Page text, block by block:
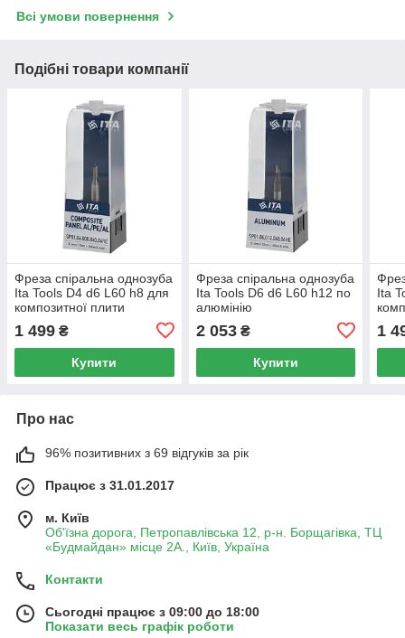
Всі умови повернення
Подібні товари компанії
Фреза спіральна однозуба
Ita Tools D4 d6 L60 h8 для
композитної плити
(SP01.04.008.060.06RE)
1 499 ₴
Купити
Фреза спіральна однозуба
Ita Tools D6 d6 L60 h12 по
алюмінію
(SP01.06.012.060.06HE)
2 053₴
Купити
Ita
1
Про нас
96% позитивних з 69 відгуків за рік
Працює з 31.01.2017
м. Київ
Об'їзна дорога, Петропавлівська 12, р-н. Борщагівка, ТЦ
«Будмайдан» місце 2А., Київ, Україна
Контакти
Сьогодні працює з 09:00 до 18:00
Показати весь графік роботи